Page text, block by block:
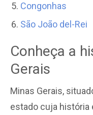
Congonhas
São João del-Rei
Conheça a
Gerais
Minas Gerais,
estado cuja história